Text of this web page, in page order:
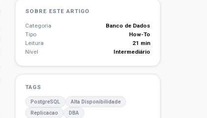
SOBRE ESTE ARTIGO
Categoria
Banco de Dados
Tipo
How-To
Leitura
21 min
Nível
Intermediário
TAGS
PostgreSQL
Alta Disponibilidade
Replicacao
DBA